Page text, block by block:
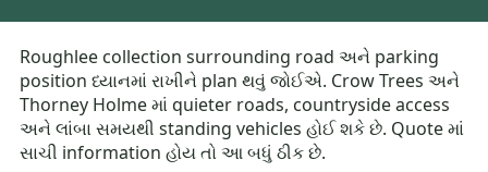
Roughlee collection surrounding road અને parking
position ધ્યાનમાં રાખીને plan થવું જોઈએ. Crow Trees અને
Thorney Holme માં quieter roads, countryside access
અને લાંબા સમયથી standing vehicles હોઈ શકે છે. Quote માં
સાચી information હોય તો આ બધું ઠીક છે.